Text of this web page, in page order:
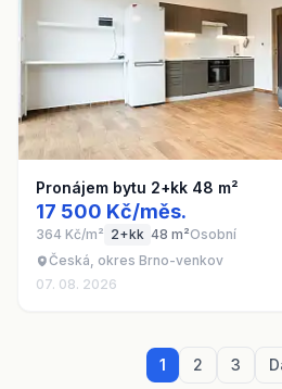
Pronájem bytu 2+kk 48 m²
17 500 Kč/měs.
364 Kč/m² 2+kk 48 m²Osobní
Česká, okres Brno-venkov
07. 08. 2026
1 2 3